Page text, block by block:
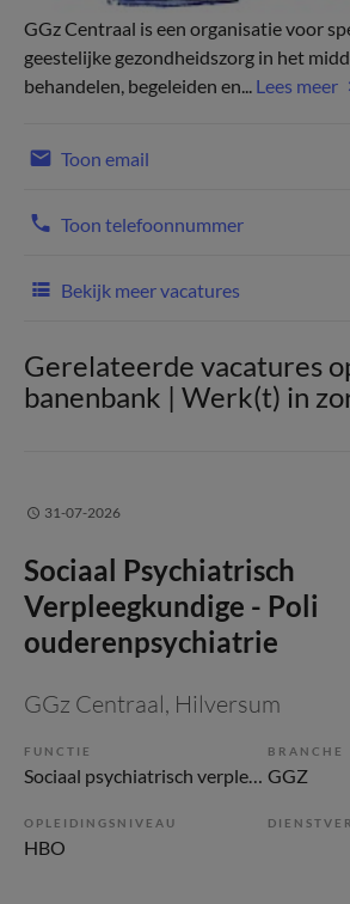
GGz Centraal is een organisatie voor
geestelijke gezondheidszorg in het
behandelen, begeleiden en... Lees meer
Toon email
Toon telefoonnummer
Bekijk meer vacatures
Gerelateerde vacatures
banenbank | Werk(t) in
31-07-2026
Sociaal Psychiatrisch
Verpleegkundige - Poli
ouderenpsychiatrie
GGz Centraal, Hilversum
FUNCTIE BRANCHE
GGZ
OPLEIDINGSNIVEAU
HBO